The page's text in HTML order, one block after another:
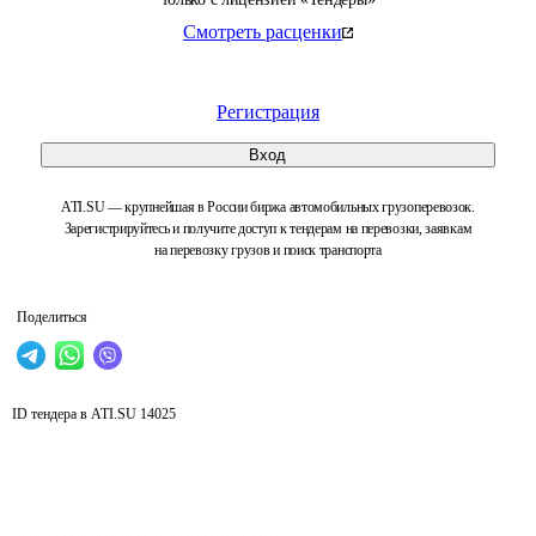
Смотреть расценки
Регистрация
Вход
ATI.SU — крупнейшая в России биржа автомобильных грузоперевозок.
Зарегистрируйтесь и получите доступ к тендерам на перевозки, заявкам
на перевозку грузов и поиск транспорта
Поделиться
ID тендера в ATI.SU 14025